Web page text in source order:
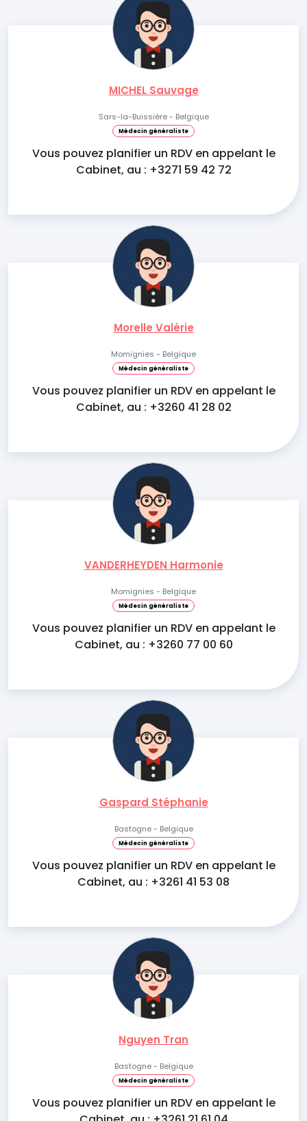
MICHEL Sauvage
Sars-la-Buissière - Belgique
Médecin généraliste
Vous pouvez planifier un RDV en appelant le
Cabinet, au : +3271 59 42 72
Morelle Valérie
Momignies - Belgique
Médecin généraliste
Vous pouvez planifier un RDV en appelant le
Cabinet, au : +3260 41 28 02
VANDERHEYDEN Harmonie
Momignies - Belgique
Médecin généraliste
Vous pouvez planifier un RDV en appelant le
Cabinet, au : +3260 77 00 60
Gaspard Stéphanie
Bastogne - Belgique
Médecin généraliste
Vous pouvez planifier un RDV en appelant le
Cabinet, au : +3261 41 53 08
Nguyen Tran
Bastogne - Belgique
Médecin généraliste
Vous pouvez planifier un RDV en appelant le